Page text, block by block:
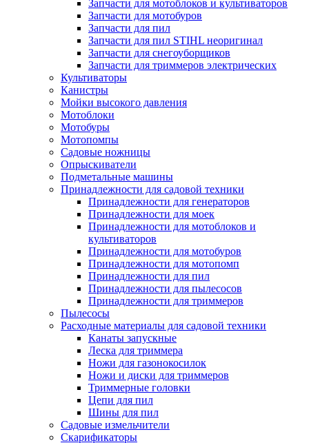
Запчасти для мотоблоков и культиваторов
Запчасти для мотобуров
Запчасти для пил
Запчасти для пил STIHL неоригинал
Запчасти для снегоуборщиков
Запчасти для триммеров электрических
Культиваторы
Канистры
Мойки высокого давления
Мотоблоки
Мотобуры
Мотопомпы
Садовые ножницы
Опрыскиватели
Подметальные машины
Принадлежности для садовой техники
Принадлежности для генераторов
Принадлежности для моек
Принадлежности для мотоблоков и
культиваторов
Принадлежности для мотобуров
Принадлежности для мотопомп
Принадлежности для пил
Принадлежности для пылесосов
Принадлежности для триммеров
Пылесосы
Расходные материалы для садовой техники
Канаты запускные
Леска для триммера
Ножи для газонокосилок
Ножи и диски для триммеров
Триммерные головки
Цепи для пил
Шины для пил
Садовые измельчители
Скарификаторы